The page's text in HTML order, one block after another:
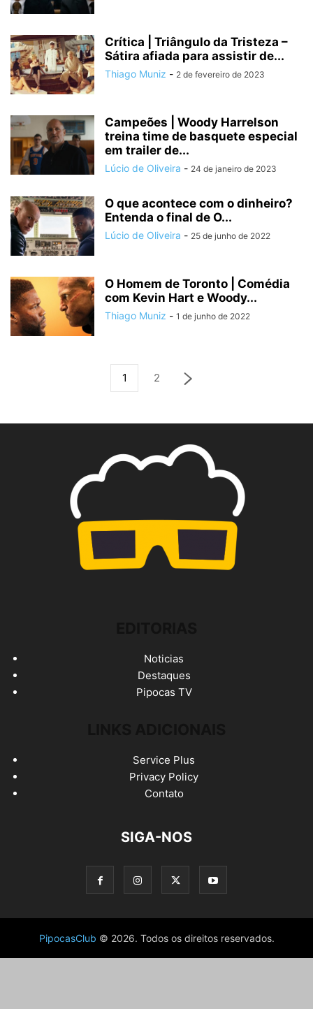
Crítica | Triângulo da Tristeza –
Sátira afiada para assistir de...
Thiago Muniz - 2 de fevereiro de 2023
Campeões | Woody Harrelson
treina time de basquete especial
em trailer de...
Lúcio de Oliveira - 24 de janeiro de 2023
O que acontece com o dinheiro?
Entenda o final de O...
Lúcio de Oliveira - 25 de junho de 2022
O Homem de Toronto | Comédia
com Kevin Hart e Woody...
Thiago Muniz - 1 de junho de 2022
1 2
Noticias
Destaques
Pipocas TV
Service Plus
Privacy Policy
Contato
SIGA-NOS
PipocasClub © 2026. Todos os direitos reservados.